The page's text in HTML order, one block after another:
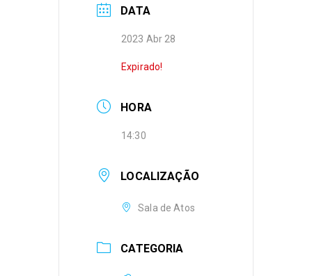
DATA
2023 Abr 28
Expirado!
HORA
14:30
LOCALIZAÇÃO
Sala de Atos
CATEGORIA